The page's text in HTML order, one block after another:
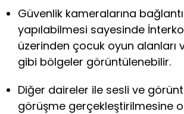
Güvenlik kameralarına bağlantı
yapılabilmesi sayesinde
üzerinden çocuk oyun alanları
gibi bölgeler görüntülenebilir.
Diğer daireler ile sesli ve
görüşme gerçekleştirilmesine